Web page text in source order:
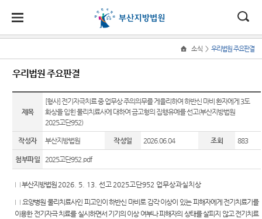
법원
소개
법원장
인사말
연혁
조직 및
전화번
호
재판개
정 및
지원
소개
동부지
서부지
원
소식
새소식
우리법
원 주요
판결
포토뉴
스
자료실
민원
민원안
내
법률상
담안내
자주묻
는질문
관안내
정보
사건검
색
판결서
사본 제
공신청
판결서
열람
소통
법원에
바란다
부조리
신고센
터
칭찬합
니다
법원견
학
소식 > 우리법원 주요판결
우리법원 주요판결
제목
[형사] 전기자극치료 중 업무상 주의의무를 게을리하여 하반신 마비 환자에게 3도
화상을 입힌 물리치료사에 대하여 금고형의 집행유예를 선고(부산지방법원
2025고단952)
작성자 부산지방법원 작성일 2026.06.04 조회 883
첨부파일 2025고단952.pdf
□부산지방법원 2026. 5. 13. 선고 2025고단952 업무상과실치상
□요양병원 물리치료사인 피고인이 하반신 마비로 감각 이상이 있는 피해자에게 전기치료기를
이용한 전기자극 치료를 실시하면서 기기의 이상 여부나 피해자의 상태를 살피지 않고 전기치료
원
원
정
보
소